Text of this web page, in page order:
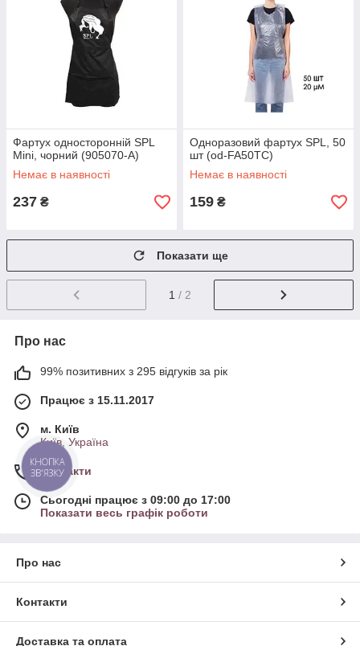
Фартух односторонній SPL
Mini, чорний (905070-A)
Немає в наявності
237 ₴
Одноразовий фартух SPL, 50
шт (od-FA50TC)
Немає в наявності
159 ₴
Показати ще
1 / 2
Про нас
99% позитивних з 295 відгуків за рік
Працює з 15.11.2017
м. Київ
Київ, Україна
Контакти
Сьогодні працює з 09:00 до 17:00
Показати весь графік роботи
Про нас
Контакти
Доставка та оплата
КНОПКА
ЗВ'ЯЗКУ